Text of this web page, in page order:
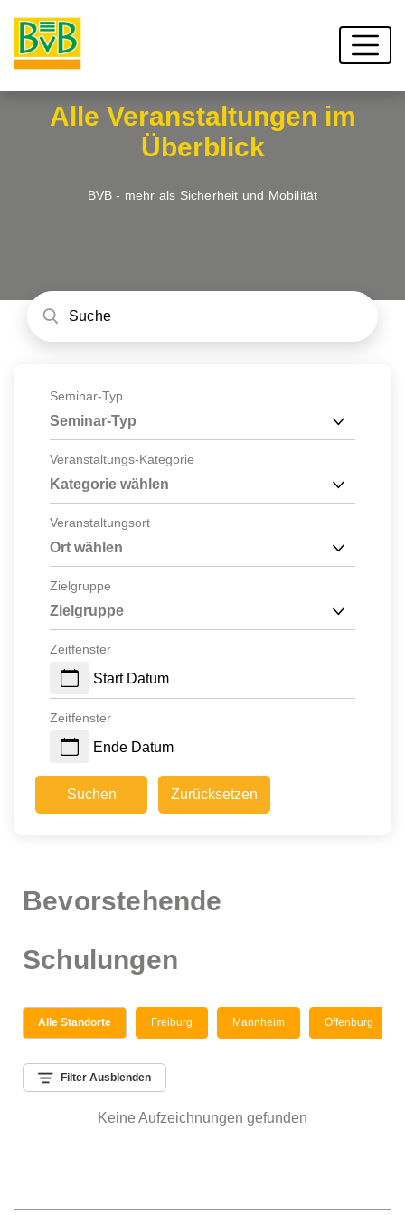
Alle Veranstaltungen im
Überblick
BVB - mehr als Sicherheit und Mobilität
Seminar-Typ
Seminar-Typ
Veranstaltungs-Kategorie
Kategorie wählen
Veranstaltungsort
Ort wählen
Zielgruppe
Zielgruppe
Zeitfenster
Start Datum
Zeitfenster
Ende Datum
Suchen Zurücksetzen
Bevorstehende
Schulungen
Alle Standorte Freiburg Mannheim Offenburg
Filter Ausblenden
Keine Aufzeichnungen gefunden